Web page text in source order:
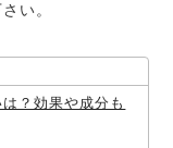
い。
？効果や成分も